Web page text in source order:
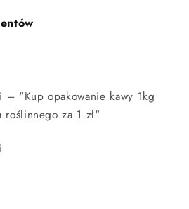
– "Kup opakowanie kawy 1kg
za 1 zł"